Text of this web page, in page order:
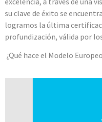
su clave de éxito se
logramos la última
profundización, válida por
¿Qué hace el Modelo